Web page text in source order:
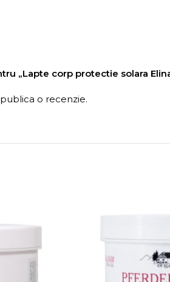
„Lapte corp protectie solara
o recenzie.